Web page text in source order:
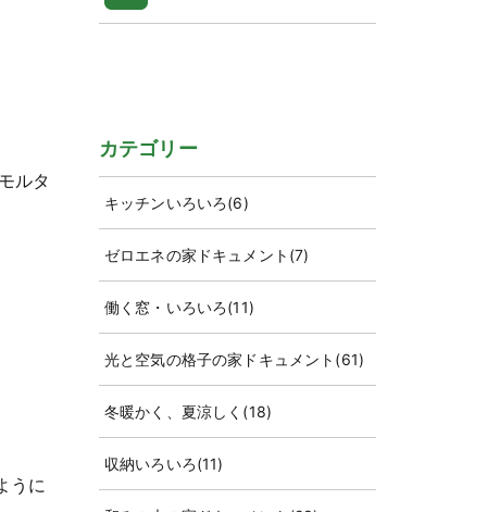
ルタ
うに
カテゴリー
キッチンいろいろ(6)
ゼロエネの家ドキュメント (7)
働く窓・いろいろ(11)
光と空気の格子の家ドキュメント (61)
冬暖かく、夏涼しく (18)
収納いろいろ(11)